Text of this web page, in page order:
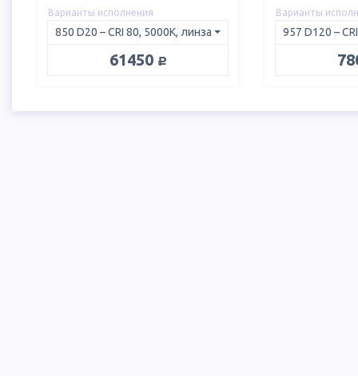
Варианты исполнения
61450 руб.
Варианты